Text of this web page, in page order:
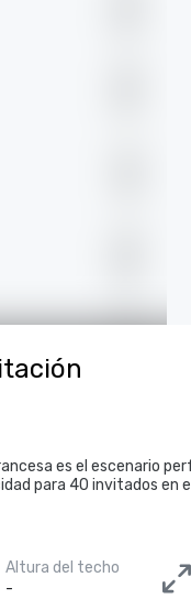
es el escenario
para 40 invitados
Altura del techo
-